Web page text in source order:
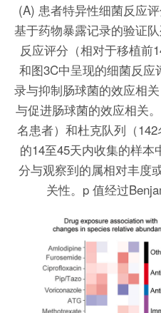
(A) 患者特异性细菌反应
基于药物暴露记录的验证
反应评分（相对于移植前
和图3C中呈现的细菌反
录与抑制肠球菌的效应相
与促进肠球菌的效应相关
名患者）和杜克队列（
的14至45天内收集的样
分与观察到的属相对丰度
关性。p 值经过